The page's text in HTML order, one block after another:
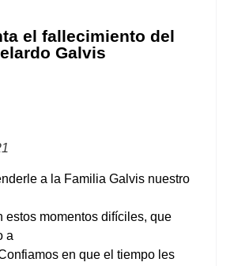
el fallecimiento del
Galvis
a la Familia Galvis nuestro
estos momentos difíciles, que
a
en que el tiempo les